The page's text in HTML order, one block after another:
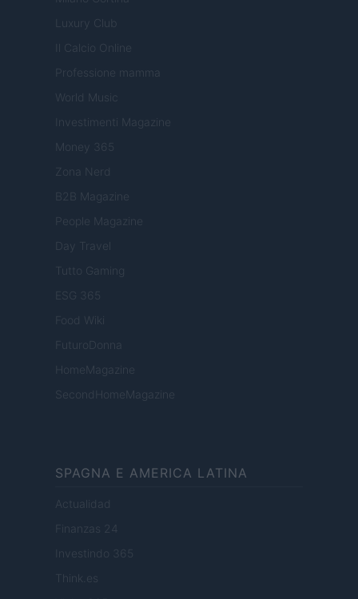
Luxury Club
Il Calcio Online
Professione mamma
World Music
Investimenti Magazine
Money 365
Zona Nerd
B2B Magazine
People Magazine
Day Travel
Tutto Gaming
ESG 365
Food Wiki
FuturoDonna
HomeMagazine
SecondHomeMagazine
SPAGNA E AMERICA LATINA
Actualidad
Finanzas 24
Investindo 365
Think.es